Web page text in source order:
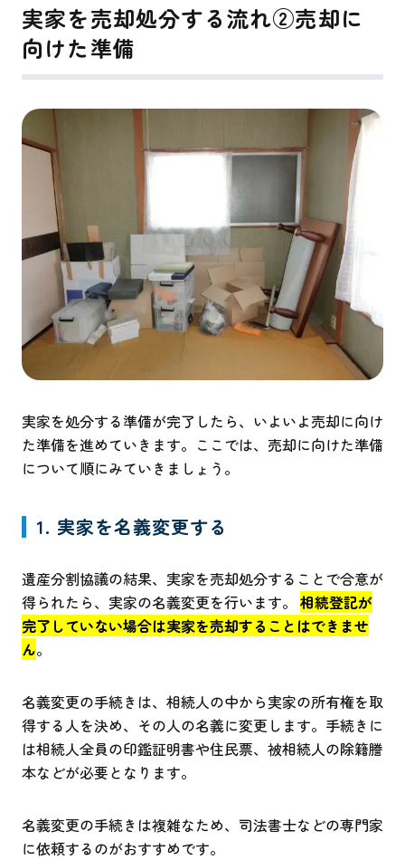
実家を売却処分する流れ②売却に
向けた準備
実家を処分する準備が完了したら、いよいよ売却に向け
た準備を進めていきます。ここでは、売却に向けた準備
について順にみていきましょう。
1. 実家を名義変更する
遺産分割協議の結果、実家を売却処分することで合意が
得られたら、実家の名義変更を行います。 相続登記が
完了していない場合は実家を売却することはできませ
ん。
名義変更の手続きは、相続人の中から実家の所有権を取
得する人を決め、その人の名義に変更します。手続きに
は相続人全員の印鑑証明書や住民票、被相続人の除籍謄
本などが必要となります。
名義変更の手続きは複雑なため、司法書士などの専門家
に依頼するのがおすすめです。